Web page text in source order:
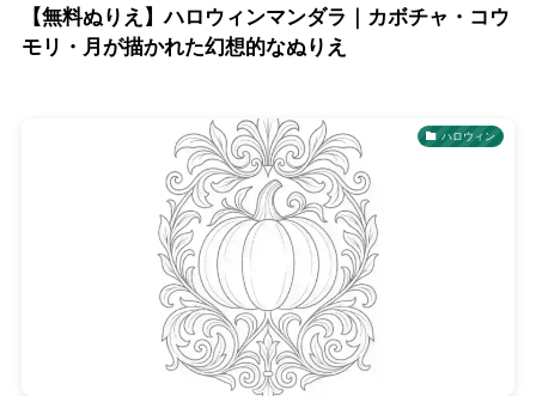
【無料ぬりえ】ハロウィンマンダラ｜カボチャ・コウ
モリ・月が描かれた幻想的なぬりえ
ハロウィン